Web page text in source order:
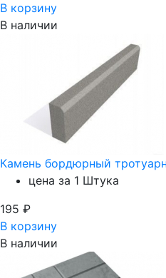
В корзину
В наличии
Камень бордюрный
цена за 1 Штука
195 ₽
В корзину
В наличии